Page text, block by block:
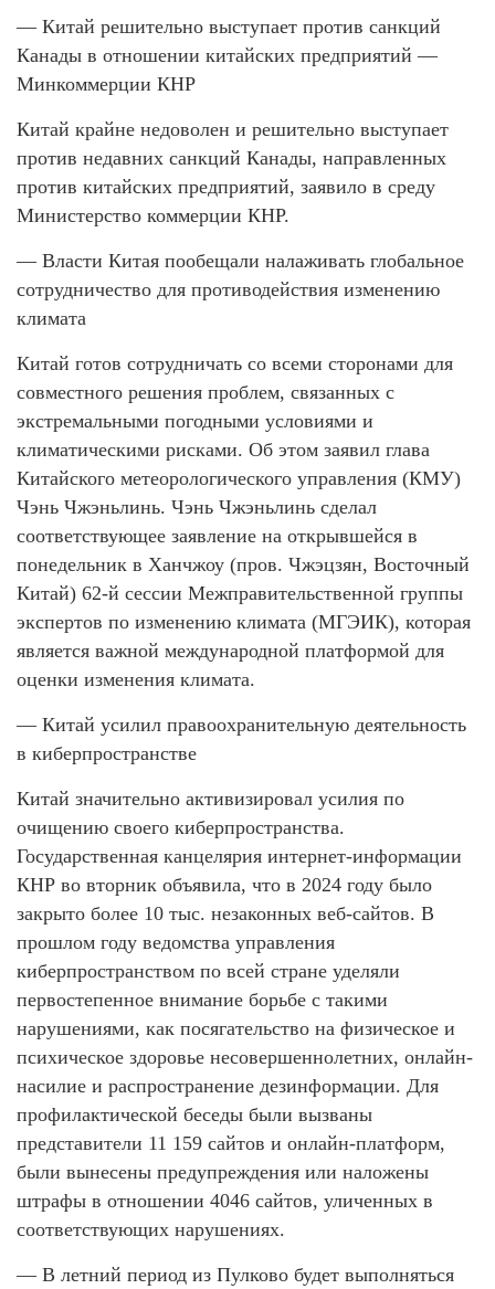
— Китай решительно выступает против санкций
Канады в отношении китайских предприятий —
Минкоммерции КНР
Китай крайне недоволен и решительно выступает
против недавних санкций Канады, направленных
против китайских предприятий, заявило в среду
Министерство коммерции КНР.
— Власти Китая пообещали налаживать глобальное
сотрудничество для противодействия изменению
климата
Китай готов сотрудничать со всеми сторонами для
совместного решения проблем, связанных с
экстремальными погодными условиями и
климатическими рисками. Об этом заявил глава
Китайского метеорологического управления (КМУ)
Чэнь Чжэньлинь. Чэнь Чжэньлинь сделал
соответствующее заявление на открывшейся в
понедельник в Ханчжоу (пров. Чжэцзян, Восточный
Китай) 62-й сессии Межправительственной группы
экспертов по изменению климата (МГЭИК), которая
является важной международной платформой для
оценки изменения климата.
— Китай усилил правоохранительную деятельность
в киберпространстве
Китай значительно активизировал усилия по
очищению своего киберпространства.
Государственная канцелярия интернет-информации
КНР во вторник объявила, что в 2024 году было
закрыто более 10 тыс. незаконных веб-сайтов. В
прошлом году ведомства управления
киберпространством по всей стране уделяли
первостепенное внимание борьбе с такими
нарушениями, как посягательство на физическое и
психическое здоровье несовершеннолетних, онлайн-
насилие и распространение дезинформации. Для
профилактической беседы были вызваны
представители 11 159 сайтов и онлайн-платформ,
были вынесены предупреждения или наложены
штрафы в отношении 4046 сайтов, уличенных в
соответствующих нарушениях.
— В летний период из Пулково будет выполняться